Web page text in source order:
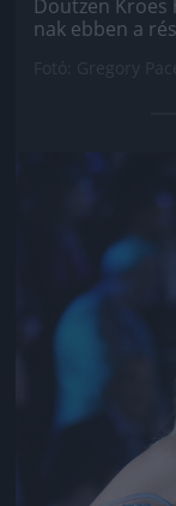
Doutzen Kroes
nak ebben a